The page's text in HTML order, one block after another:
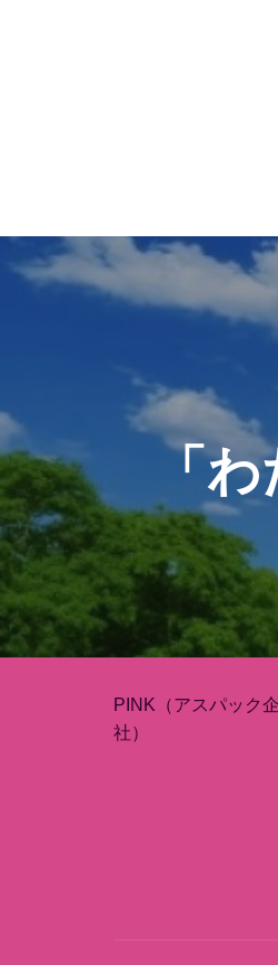
投
ビ
ゲ
ー
シ
ョ
ン
「
PINK（アスパック
社）